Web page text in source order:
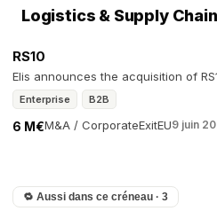
Logistics & Supply Chain
RS10
Elis announces the acquisition of
Enterprise B2B
M&A / Corporate
6 M€ ExitEU9 juin
🔁 Aussi dans ce créneau · 3